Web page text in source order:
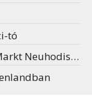
tó
Neuhodisban